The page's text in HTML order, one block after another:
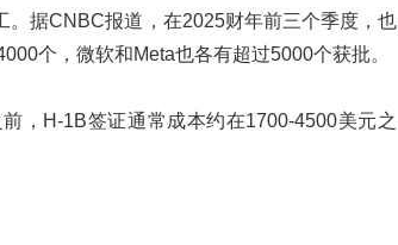
据CNBC报道，在2025财年前三个季度，也
个，微软和Meta也各有超过5000个获批。
，H-1B签证通常成本约在1700-4500美元之